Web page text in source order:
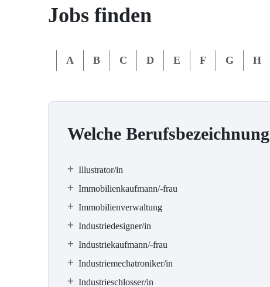
Jobs finden
A B C D E F G H
Welche
Illustrator/in
Immobilienkaufmann/-frau
Immobilienverwaltung
Industriedesigner/in
Industriekaufmann/-frau
Industriemechatroniker/in
Industrieschlosser/in